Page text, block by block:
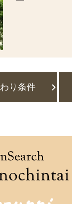
り条件